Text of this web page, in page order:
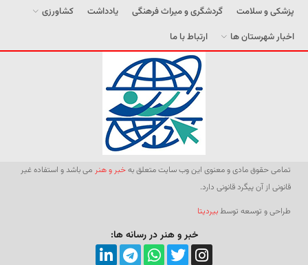
پزشکی و سلامت
گردشگری و میراث فرهنگی یادداشت
کشاورزی
اخبار شهرستان ها
ارتباط با ما
تمامی حقوق مادی و معنوی این وب سایت متعلق بهخبر و هنر می باشد و استفاده غیر
قانونی از آن پیگرد قانونی دارد.
طراحی و توسعه توسطبیردیتا
خبر و هنر در رسانه ها: